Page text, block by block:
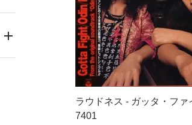
ラウドネス - ガッタ・ファ
7401